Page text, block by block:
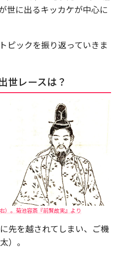
世に出るキッカケが中心に
ピックを振り返っていきま
世レースは？
）。菊池容斎『前賢故実』より
先を越されてしまい、ご機
）。